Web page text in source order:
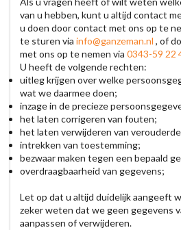
van u hebben, kunt u altijd contact
u doen door contact met ons op te
te sturen via info@ganzeman.nl , of
met ons op te nemen via 0343-59 22
U heeft de volgende rechten:
uitleg krijgen over welke
wat we daarmee doen;
inzage in de precieze
het laten corrigeren van fouten;
het laten verwijderen van
intrekken van toestemming;
bezwaar maken tegen een bepaald
overdraagbaarheid van gegevens;
Let op dat u altijd duidelijk aangeeft
zeker weten dat we geen gegevens
aanpassen of verwijderen.